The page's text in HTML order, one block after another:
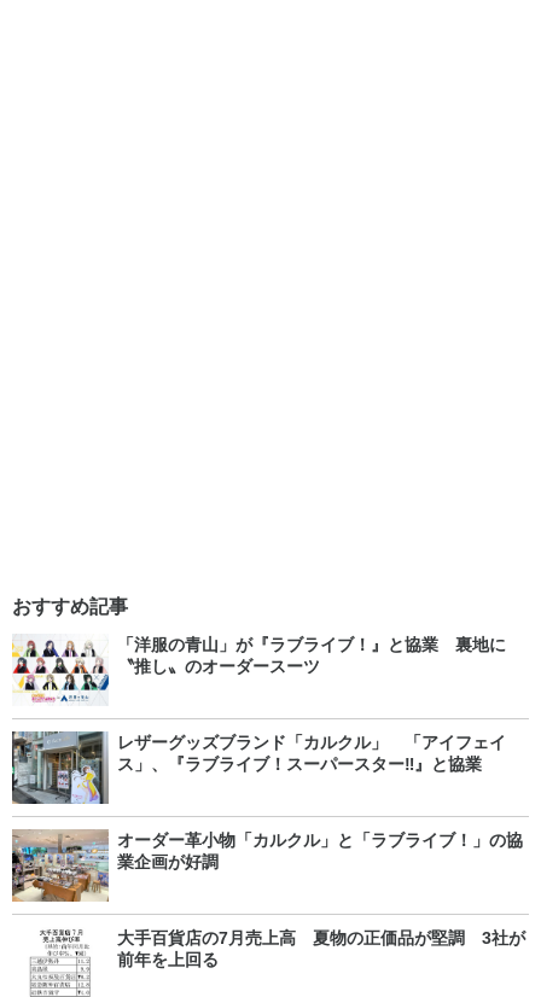
おすすめ記事
「洋服の青山」が『ラブライブ！』と協業 裏地に
〝推し〟のオーダースーツ
レザーグッズブランド「カルクル」 「アイフェイ
ス」、『ラブライブ！スーパースター‼』と協業
オーダー革小物「カルクル」と「ラブライブ！」の協
業企画が好調
大手百貨店の7月売上高 夏物の正価品が堅調 3社が
前年を上回る